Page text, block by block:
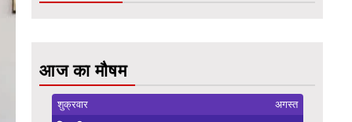
आज का मौषम
शुक्रवार अगस्त